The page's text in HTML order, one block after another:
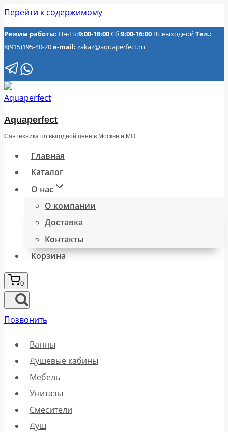
Перейти к содержимому
Режим работы: Пн-Пт:9:00-18:00Сб:9:00-16:00 Вс:выходнойТел.:
8(915)195-40-70e-mail: zakaz@aquaperfect.ru
Aquaperfect
Сантехника по выгодной цене в Москве и МО
Главная
Каталог
О нас
О компании
Доставка
Контакты
Корзина
0
Позвонить
Ванны
Душевые кабины
Мебель
Унитазы
Смесители
Душ